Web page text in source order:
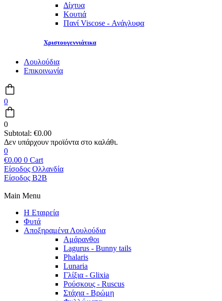
Δίχτυα
Κουτιά
Πανί Viscose - Ανάγλυφα
Χριστουγεννιάτικα
Λουλούδια
Επικοινωνία
0
0
Subtotal: €0.00
0
€0.00 0 Cart
Είσοδος Ολλανδία
Είσοδος B2B
Main Menu
Η Εταιρεία
Φυτά
Αποξηραμένα Λουλούδια
Αμάρανθοι
Lagurus - Bunny tails
Phalaris
Lunaria
Γλίξια - Glixia
Ρούσκους - Ruscus
Στάχια - Βρώμη